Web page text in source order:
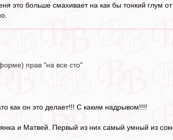
это больше смахивает на как бы тонкий глум
прав "на все сто"
как он это делает!!! С каким надрывом!!!!
и Матвей. Первый из них самый умный из